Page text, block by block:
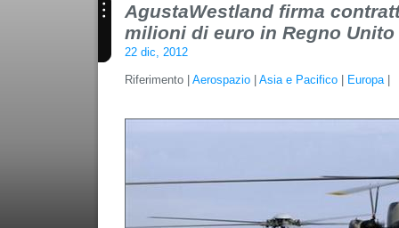
AgustaWestland firma
milioni di euro in Regno Unito
22 dic, 2012
Riferimento | Aerospazio | Asia e Pacifico | Europa |